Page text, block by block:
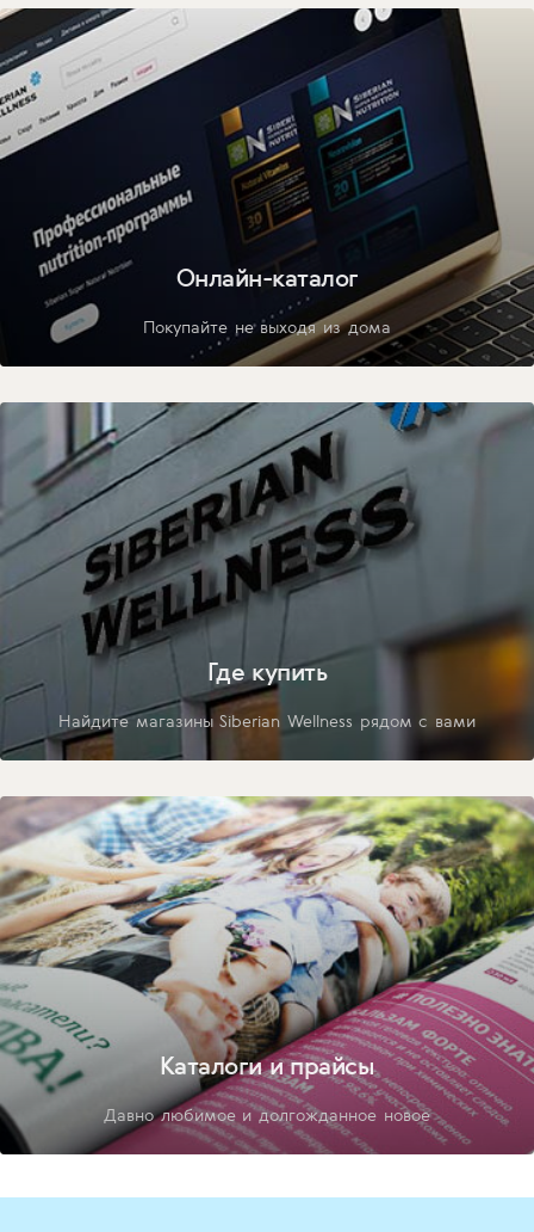
Онлайн-каталог
Покупайте не выходя из дома
Где купить
Найдите магазины Siberian Wellness рядом с вами
Каталоги и прайсы
Давно любимое и долгожданное новое